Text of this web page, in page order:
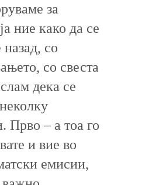
за
ние како да се
со
со свеста
дека се
Прво – а тоа го
и вие во
емисии,